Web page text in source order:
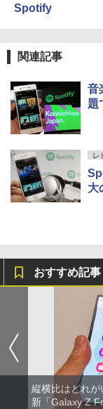
Spotify
関連記事
音
題
レ
大
おすすめ記事
縦横比はどれ
新「Galaxy Z